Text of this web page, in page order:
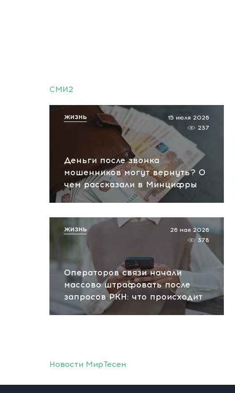
СМИ2
Деньги после звонка
мошенников могут вернуть? О
чем рассказали в Минцифры
15 июля 2026
237
ЖИЗНЬ
Операторов связи начали
массово штрафовать после
запросов РКН: что происходит
26 мая 2026
378
ЖИЗНЬ
Новости МирТесен